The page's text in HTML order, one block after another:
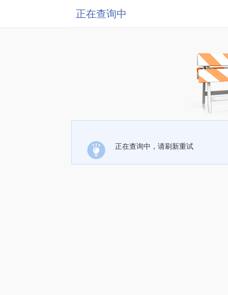
正在查询中
正在查询中，请刷新重试